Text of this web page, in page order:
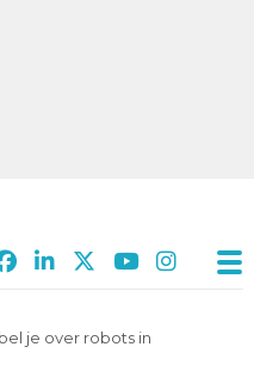
je over robots in